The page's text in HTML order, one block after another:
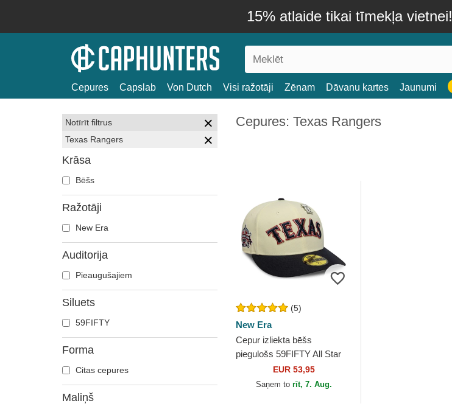
15% atlaide tikai tīmekļa vietnei!
Cepures Capslab Von Dutch Visi ražotāji Zēnam Dāvanu kartes Jaunumi
Notīrīt filtrus
Texas Rangers
Krāsa
Bēšs
Ražotāji
New Era
Auditorija
Pieaugušajiem
Siluets
59FIFTY
Forma
Citas cepures
Maliņš
Cepures: Texas Rangers
(5)
New Era
Cepur izliekta bēšs
piegulošs 59FIFTY All Star
Game Pin no Texas Rangers
MLB no New Era
EUR 53,95
Saņem to rīt, 7. Aug.